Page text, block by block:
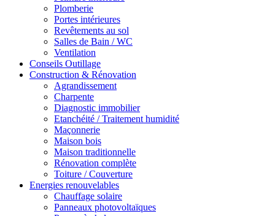
Plomberie
Portes intérieures
Revêtements au sol
Salles de Bain / WC
Ventilation
Conseils Outillage
Construction & Rénovation
Agrandissement
Charpente
Diagnostic immobilier
Etanchéité / Traitement humidité
Maçonnerie
Maison bois
Maison traditionnelle
Rénovation complète
Toiture / Couverture
Energies renouvelables
Chauffage solaire
Panneaux photovoltaïques